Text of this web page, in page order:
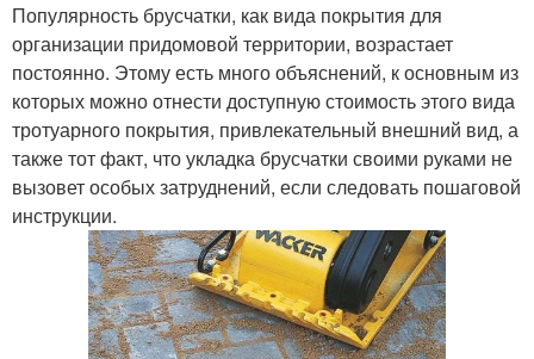
Популярность брусчатки, как вида покрытия для
организации придомовой территории, возрастает
постоянно. Этому есть много объяснений, к основным из
которых можно отнести доступную стоимость этого вида
тротуарного покрытия, привлекательный внешний вид, а
также тот факт, что укладка брусчатки своими руками не
вызовет особых затруднений, если следовать пошаговой
инструкции.